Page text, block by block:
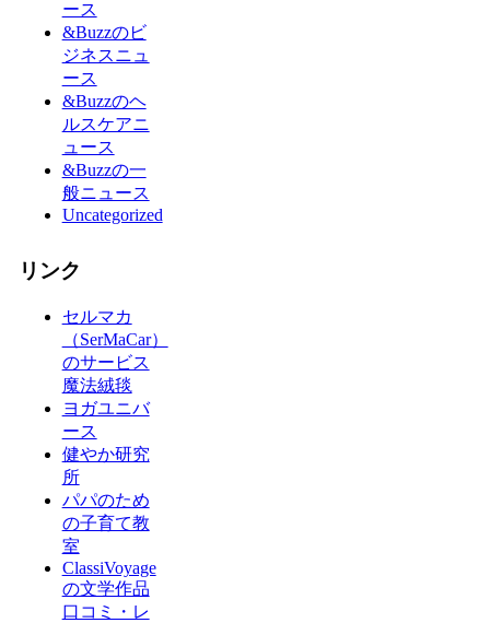
ース
&Buzzのビ
ジネスニュ
ース
&Buzzのヘ
ルスケアニ
ュース
&Buzzの一
般ニュース
Uncategorized
リンク
セルマカ
（SerMaCar）
のサービス
魔法絨毯
ヨガユニバ
ース
健やか研究
所
パパのため
の子育て教
室
ClassiVoyage
の文学作品
口コミ・レ